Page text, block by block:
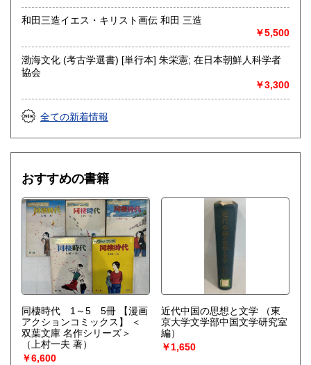
沿線名：小田急線または東急田園都市線
最寄駅：柿生(小田急線)、市ヶ尾(田園都市線)
定休日：土日祝日
書籍の買取について
rtkhori@wittech.jp
哲学宗教、歴史、社会科学、美術工芸、趣味、古書一般（そ
和田三造イエス・キリスト画伝 和田 三造
￥5,500
渤海文化 (考古学選書) [単行本] 朱栄憲; 在日本朝鮮人科学者
協会
￥3,300
全ての新着情報
おすすめの書籍
同棲時代 1～5 5冊 【漫画
アクションコミックス】 ＜
双葉文庫 名作シリーズ＞
（上村一夫 著）
￥6,600
近代中国の思想と文学
（東
京大学文学部中国文学研究室
編）
￥1,650